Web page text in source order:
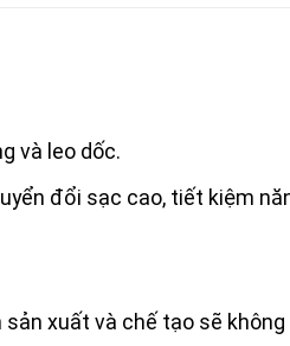
và leo dốc.
đổi sạc cao, tiết kiệm
xuất và chế tạo sẽ